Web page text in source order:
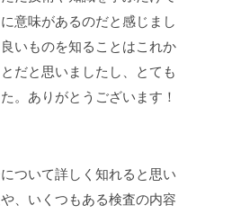
意味があるのだと感じまし
いものを知ることはこれか
だと思いましたし、とても
。ありがとうございます！
ついて詳しく知れると思い
、いくつもある検査の内容